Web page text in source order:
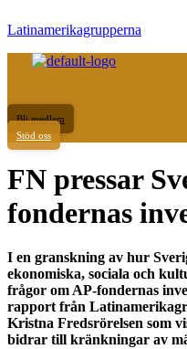
Latinamerikagrupperna
Bli medlem
Stöd oss
FN pressar
fondernas
I en granskning av hur
ekonomiska, sociala och
frågor om AP-fondernas
rapport från
Kristna Fredsrörelsen som
bidrar till kränkningar av